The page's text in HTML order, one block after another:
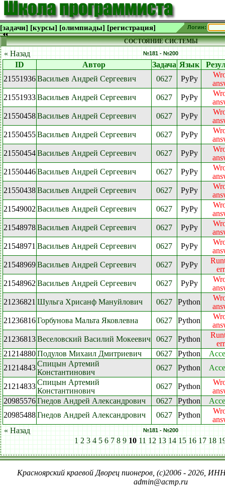
[задачи] [курсы] [олимпиады] [регистрация] Логин:
СОСТОЯНИЕ СИСТЕМЫ
« Назад №181 - №200
ID Автор Задача Язык
21551936Васильев Андрей Сергеевич 0627 PyPy
21551933Васильев Андрей Сергеевич 0627 PyPy
21550458Васильев Андрей Сергеевич 0627 PyPy
21550455Васильев Андрей Сергеевич 0627 PyPy
21550454Васильев Андрей Сергеевич 0627 PyPy
21550446Васильев Андрей Сергеевич 0627 PyPy
21550438Васильев Андрей Сергеевич 0627 PyPy
21549002 Васильев Андрей Сергеевич 0627 PyPy
21548978Васильев Андрей Сергеевич 0627 PyPy
21548971 Васильев Андрей Сергеевич 0627 PyPy
21548969Васильев Андрей Сергеевич 0627 PyPy
21548962 Васильев Андрей Сергеевич 0627 PyPy
21236821 Шульга Хрисанф Мануйлович 0627 Python
21236816Горбунова Мальта Яковлевна 0627 Python
21236813Веселовский Василий Мокеевич 0627 Python
21214880Подулов Михаил Дмитриевич 0627 Python
21214843Спицын Артемий
Константинович
0627 Python
21214833Спицын Артемий
Константинович
0627 Python
20985576Гнедов Андрей Александрович 0627 Python
20985488Гнедов Андрей Александрович 0627 Python
« Назад
№181 - №200
1 2 3 4 5 6 7 8 9 10 11 12 13 14 15 16 17 18
Красноярский краевой Дворец пионеров, (c)2006 - 2026,
admin@acmp.ru